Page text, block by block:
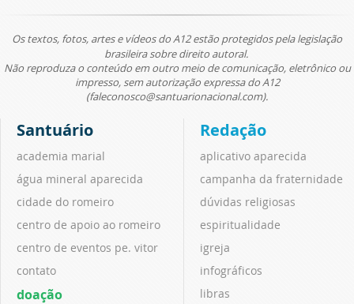
Os textos, fotos, artes e vídeos do A12 estão protegidos pela legislação
brasileira sobre direito autoral.
Não reproduza o conteúdo em outro meio de comunicação, eletrônico ou
impresso, sem autorização expressa do A12
(faleconosco@santuarionacional.com).
Santuário
academia marial
água mineral aparecida
cidade do romeiro
centro de apoio ao romeiro
centro de eventos pe. vitor
contato
doação
Redação
aplicativo aparecida
campanha da fraternidade
dúvidas religiosas
espiritualidade
igreja
infográficos
libras